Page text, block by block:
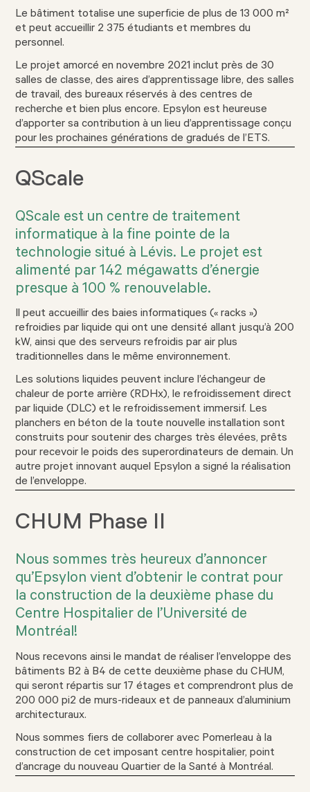
Le bâtiment totalise une superficie de plus de 13 000 m²
et peut accueillir 2 375 étudiants et membres du
personnel.
Le projet amorcé en novembre 2021 inclut près de 30
salles de classe, des aires d’apprentissage libre, des salles
de travail, des bureaux réservés à des centres de
recherche et bien plus encore. Epsylon est heureuse
d’apporter sa contribution à un lieu d’apprentissage conçu
pour les prochaines générations de gradués de l’ETS.
QScale
QScale est un centre de traitement
informatique à la fine pointe de la
technologie situé à Lévis. Le projet est
alimenté par 142 mégawatts d’énergie
presque à 100 % renouvelable.
Il peut accueillir des baies informatiques (« racks »)
refroidies par liquide qui ont une densité allant jusqu’à 200
kW, ainsi que des serveurs refroidis par air plus
traditionnelles dans le même environnement.
Les solutions liquides peuvent inclure l’échangeur de
chaleur de porte arrière (RDHx), le refroidissement direct
par liquide (DLC) et le refroidissement immersif. Les
planchers en béton de la toute nouvelle installation sont
construits pour soutenir des charges très élevées, prêts
pour recevoir le poids des superordinateurs de demain. Un
autre projet innovant auquel Epsylon a signé la réalisation
de l’enveloppe.
CHUM Phase II
Nous sommes très heureux d’annoncer
qu’Epsylon vient d’obtenir le contrat pour
la construction de la deuxième phase du
Centre Hospitalier de l’Université de
Montréal!
Nous recevons ainsi le mandat de réaliser l’enveloppe des
bâtiments B2 à B4 de cette deuxième phase du CHUM,
qui seront répartis sur 17 étages et comprendront plus de
200 000 pi2 de murs-rideaux et de panneaux d’aluminium
architecturaux.
Nous sommes fiers de collaborer avec Pomerleau à la
construction de cet imposant centre hospitalier, point
d’ancrage du nouveau Quartier de la Santé à Montréal.